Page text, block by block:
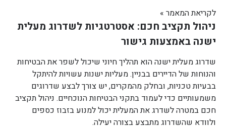
לקריאת המאמר »
ניהול תקציב חכם: אסטרטגיות לשדרוג מעלית
ישנה באמצעות גישור
שדרוג מעלית ישנה הוא תהליך חיוני שיכול לשפר את הבטיחות
והנוחות של הדיירים בבניין. מעליות ישנות עשויות להיתקל
בבעיות טכניות, ובחלק מהמקרים, יש צורך לבצע שדרוגים
משמעותיים כדי לעמוד בתקני הבטיחות הנוכחיים. ניהול תקציב
חכם במטרה לשדרג את המעלית יכול למנוע בזבוז כספים
ולוודא שהשדרוג מתבצע בצורה יעילה.